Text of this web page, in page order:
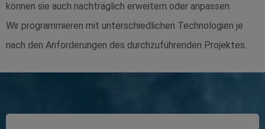
können sie auch nachträglich erweitern oder anpassen.
Wir programmieren mit unterschiedlichen Technologien je
nach den Anforderungen des durchzuführenden Projektes.